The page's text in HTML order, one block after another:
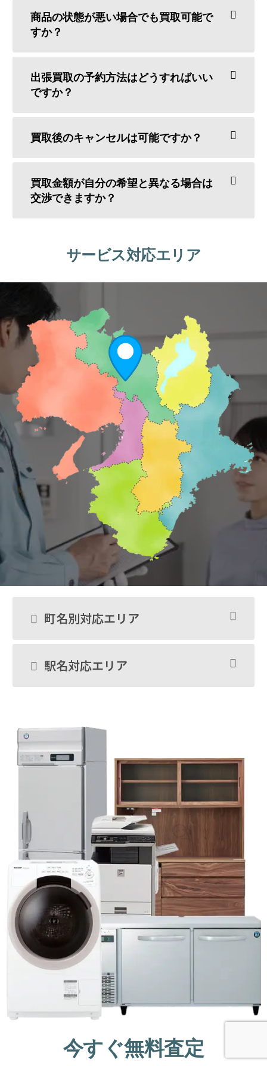
商品の状態が悪い場合でも買取可能で
すか？
出張買取の予約方法はどうすればいい
ですか？
買取後のキャンセルは可能ですか？
買取金額が自分の希望と異なる場合は
交渉できますか？
サービス対応エリア
町名別対応エリア
駅名対応エリア
今すぐ無料査定